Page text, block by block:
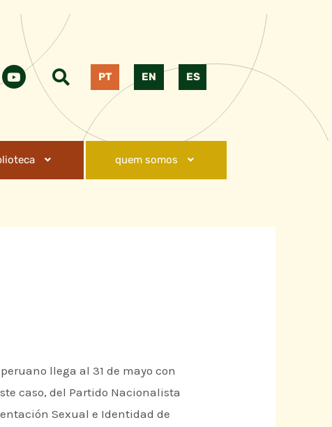
PT EN ES
quem somos
llega al 31 de mayo con
caso, del Partido Nacionalista
Sexual e Identidad de